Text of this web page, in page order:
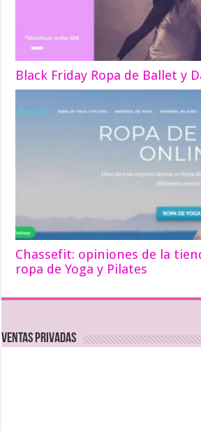
Black Friday Ropa de Ballet y
Chassefit: opiniones de la
ropa de Yoga y Pilates
Ventas Privadas